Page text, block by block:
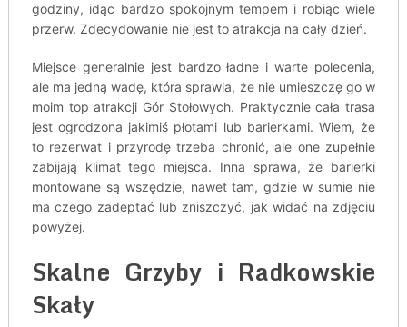
godziny, idąc bardzo spokojnym tempem i robiąc wiele
przerw. Zdecydowanie nie jest to atrakcja na cały dzień.
Miejsce generalnie jest bardzo ładne i warte polecenia,
ale ma jedną wadę, która sprawia, że nie umieszczę go w
moim top atrakcji Gór Stołowych. Praktycznie cała trasa
jest ogrodzona jakimiś płotami lub barierkami. Wiem, że
to rezerwat i przyrodę trzeba chronić, ale one zupełnie
zabijają klimat tego miejsca. Inna sprawa, że barierki
montowane są wszędzie, nawet tam, gdzie w sumie nie
ma czego zadeptać lub zniszczyć, jak widać na zdjęciu
powyżej.
Skalne Grzyby i Radkowskie
Skały